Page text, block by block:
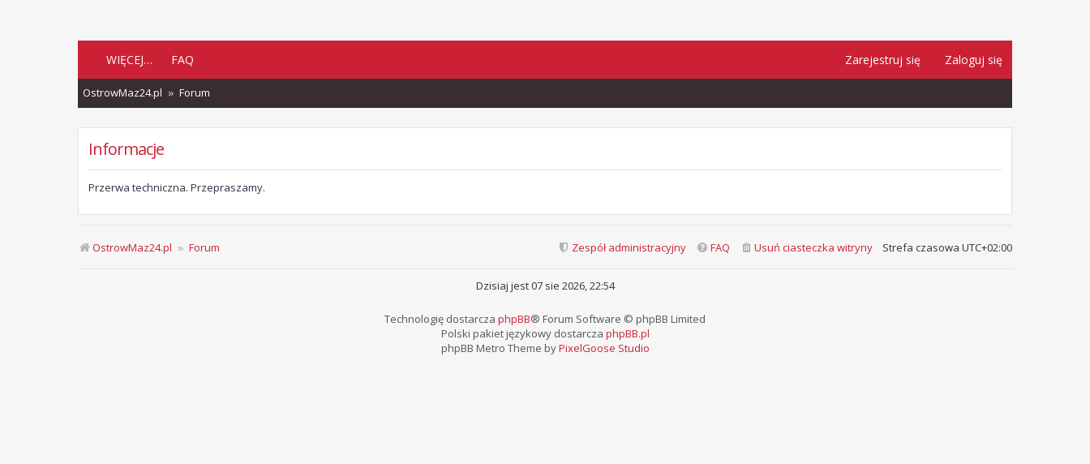
WIĘCEJ… FAQ Zaloguj się
Zarejestruj się
OstrowMaz24.pl Forum
Informacje
Przerwa techniczna. Przepraszamy.
OstrowMaz24.pl Forum Strefa czasowa UTC+02:00
Usuń ciasteczka witryny
FAQ
Zespół administracyjny
Dzisiaj jest 07 sie 2026, 22:54
Technologię dostarcza phpBB® Forum Software © phpBB Limited
Polski pakiet językowy dostarcza phpBB.pl
phpBB Metro Theme byPixelGoose Studio